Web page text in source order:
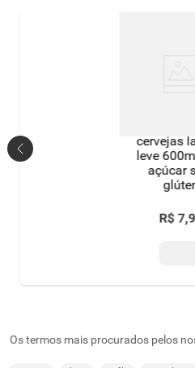
cervejas
leve
açúcar
R$ 7,
Os termos mais procurados pelos